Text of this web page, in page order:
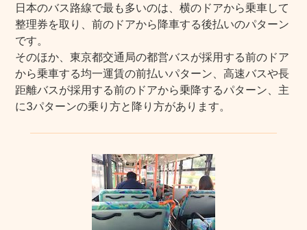
日本のバス路線で最も多いのは、横のドアから乗車して
整理券を取り、前のドアから降車する後払いのパターン
です。
そのほか、東京都交通局の都営バスが採用する前のドア
から乗車する均一運賃の前払いパターン、高速バスや長
距離バスが採用する前のドアから乗降するパターン、主
に3パターンの乗り方と降り方があります。